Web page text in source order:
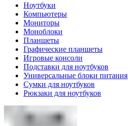
Ноутбуки
Компьютеры
Мониторы
Моноблоки
Планшеты
Графические планшеты
Игровые консоли
Подставки для ноутбуков
Универсальные блоки питания
Сумки для ноутбуков
Рюкзаки для ноутбуков